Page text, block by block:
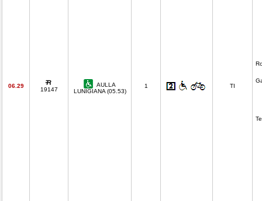
06.29
19147
AULLA
LUNIGIANA (05.53)
1 TI